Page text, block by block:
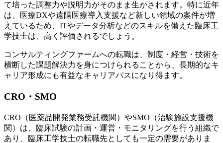
て培った調整力や説明力がそのまま生かされます。特に近年
は、医療DXや遠隔医療導入支援など新しい領域の案件が増
えているため、ITやデータ分析などのスキルを備えた臨床工
学技士は、高く評価されるでしょう。
コンサルティングファームへの転職は、制度・経営・技術を
横断した課題解決力を身につけられることから、長期的なキ
ャリア形成にも有益なキャリアパスになり得ます。
CRO・SMO
CRO（医薬品開発業務受託機関）やSMO（治験施設支援機
関）は、臨床試験の計画・運営・モニタリングを行う組織で
あり、臨床工学技士の転職先としても一定の需要がありま